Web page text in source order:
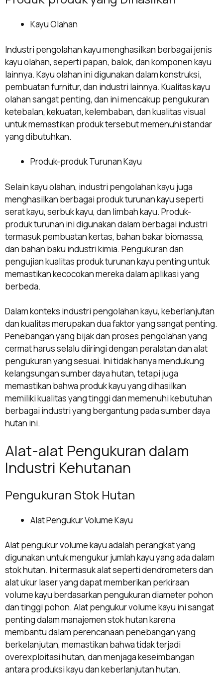
Kayu Olahan
Industri pengolahan kayu menghasilkan berbagai jenis
kayu olahan, seperti papan, balok, dan komponen kayu
lainnya. Kayu olahan ini digunakan dalam konstruksi,
pembuatan furnitur, dan industri lainnya. Kualitas kayu
olahan sangat penting, dan ini mencakup pengukuran
ketebalan, kekuatan, kelembaban, dan kualitas visual
untuk memastikan produk tersebut memenuhi standar
yang dibutuhkan.
Produk-produk Turunan Kayu
Selain kayu olahan, industri pengolahan kayu juga
menghasilkan berbagai produk turunan kayu seperti
serat kayu, serbuk kayu, dan limbah kayu. Produk-
produk turunan ini digunakan dalam berbagai industri
termasuk pembuatan kertas, bahan bakar biomassa,
dan bahan baku industri kimia. Pengukuran dan
pengujian kualitas produk turunan kayu penting untuk
memastikan kecocokan mereka dalam aplikasi yang
berbeda.
Dalam konteks industri pengolahan kayu, keberlanjutan
dan kualitas merupakan dua faktor yang sangat penting.
Penebangan yang bijak dan proses pengolahan yang
cermat harus selalu diiringi dengan peralatan dan alat
pengukuran yang sesuai. Ini tidak hanya mendukung
kelangsungan sumber daya hutan, tetapi juga
memastikan bahwa produk kayu yang dihasilkan
memiliki kualitas yang tinggi dan memenuhi kebutuhan
berbagai industri yang bergantung pada sumber daya
hutan ini.
Alat-alat Pengukuran dalam
Industri Kehutanan
Pengukuran Stok Hutan
Alat Pengukur Volume Kayu
Alat pengukur volume kayu adalah perangkat yang
digunakan untuk mengukur jumlah kayu yang ada dalam
stok hutan. Ini termasuk alat seperti dendrometers dan
alat ukur laser yang dapat memberikan perkiraan
volume kayu berdasarkan pengukuran diameter pohon
dan tinggi pohon. Alat pengukur volume kayu ini sangat
penting dalam manajemen stok hutan karena
membantu dalam perencanaan penebangan yang
berkelanjutan, memastikan bahwa tidak terjadi
overexploitasi hutan, dan menjaga keseimbangan
antara produksi kayu dan keberlanjutan hutan.